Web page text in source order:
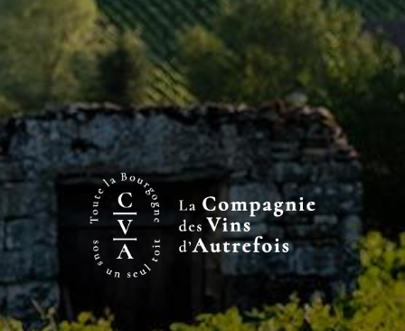
Type AOC
Niveau
Couleur Blanc
VIN PRÉCÉDENT
VIN SUIVANT>